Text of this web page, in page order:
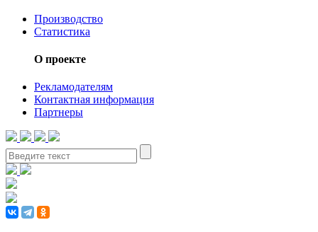
Производство
Статистика
О проекте
Рекламодателям
Контактная информация
Партнеры